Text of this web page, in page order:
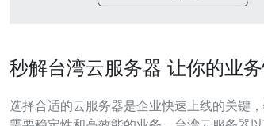
秒解台湾云服务器 让你的业
选择合适的云服务器是企业快速上线的关键